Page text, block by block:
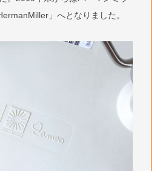
」へとなりました。